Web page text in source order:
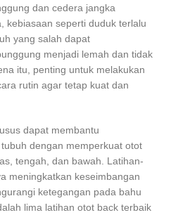
dan cedera jangka
kebiasaan seperti duduk terlalu
yang salah dapat
menjadi lemah dan tidak
itu, penting untuk melakukan
rutin agar tetap kuat dan
dapat membantu
dengan memperkuat otot
tengah, dan bawah. Latihan-
meningkatkan keseimbangan
ketegangan pada bahu
lima latihan otot back terbaik